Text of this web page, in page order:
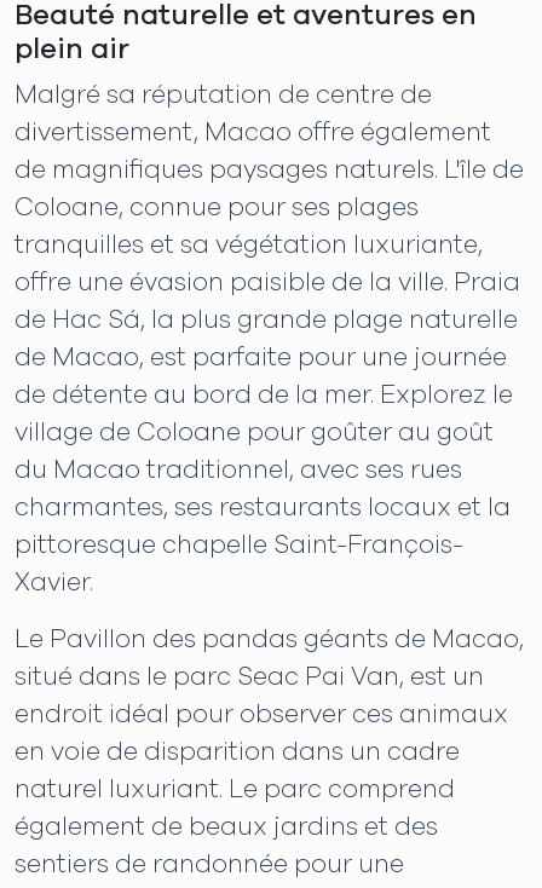
Beauté naturelle et aventures en
plein air
Malgré sa réputation de centre de
divertissement, Macao offre également
de magnifiques paysages naturels. L'île de
Coloane, connue pour ses plages
tranquilles et sa végétation luxuriante,
offre une évasion paisible de la ville. Praia
de Hac Sá, la plus grande plage naturelle
de Macao, est parfaite pour une journée
de détente au bord de la mer. Explorez le
village de Coloane pour goûter au goût
du Macao traditionnel, avec ses rues
charmantes, ses restaurants locaux et la
pittoresque chapelle Saint-François-
Xavier.
Le Pavillon des pandas géants de Macao,
situé dans le parc Seac Pai Van, est un
endroit idéal pour observer ces animaux
en voie de disparition dans un cadre
naturel luxuriant. Le parc comprend
également de beaux jardins et des
sentiers de randonnée pour une